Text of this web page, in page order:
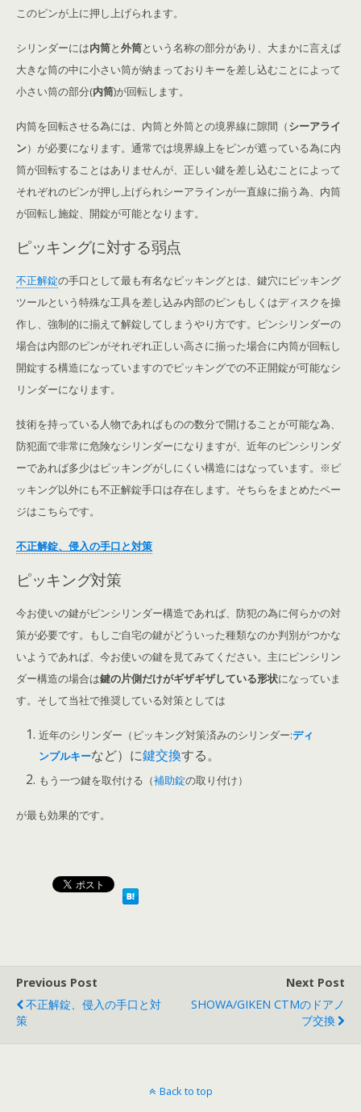
このピンが上に押し上げられます。
シリンダーには内筒と外筒という名称の部分があり、大まかに言えば
大きな筒の中に小さい筒が納まっておりキーを差し込むことによって
小さい筒の部分(内筒)が回転します。
内筒を回転させる為には、内筒と外筒との境界線に隙間（シーアライ
ン）が必要になります。通常では境界線上をピンが遮っている為に内
筒が回転することはありませんが、正しい鍵を差し込むことによって
それぞれのピンが押し上げられシーアラインが一直線に揃う為、内筒
が回転し施錠、開錠が可能となります。
ピッキングに対する弱点
不正解錠の手口として最も有名なピッキングとは、鍵穴にピッキング
ツールという特殊な工具を差し込み内部のピンもしくはディスクを操
作し、強制的に揃えて解錠してしまうやり方です。ピンシリンダーの
場合は内部のピンがそれぞれ正しい高さに揃った場合に内筒が回転し
開錠する構造になっていますのでピッキングでの不正開錠が可能なシ
リンダーになります。
技術を持っている人物であればものの数分で開けることが可能な為、
防犯面で非常に危険なシリンダーになりますが、近年のピンシリンダ
ーであれば多少はピッキングがしにくい構造にはなっています。※ピ
ッキング以外にも不正解錠手口は存在します。そちらをまとめたペー
ジはこちらです。
不正解錠、侵入の手口と対策
ピッキング対策
今お使いの鍵がピンシリンダー構造であれば、防犯の為に何らかの対
策が必要です。もしご自宅の鍵がどういった種類なのか判別がつかな
いようであれば、今お使いの鍵を見てみてください。主にピンシリン
ダー構造の場合は鍵の片側だけがギザギザしている形状になっていま
す。そして当社で推奨している対策としては
近年のシリンダー（ピッキング対策済みのシリンダー:ディ
ンプルキーなど）に鍵交換する。
もう一つ鍵を取付ける（補助錠の取り付け）
が最も効果的です。
Previous Post
不正解錠、侵入の手口と対
策
Next Post
SHOWA/GIKEN CTMのドアノ
ブ交換
Back to top